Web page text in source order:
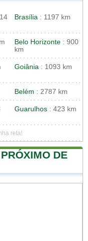
Brasília : 1197 km
Belo Horizonte : 900
km
Goiânia : 1093 km
Belém : 2787 km
Guarulhos : 423 km
reta!
DE